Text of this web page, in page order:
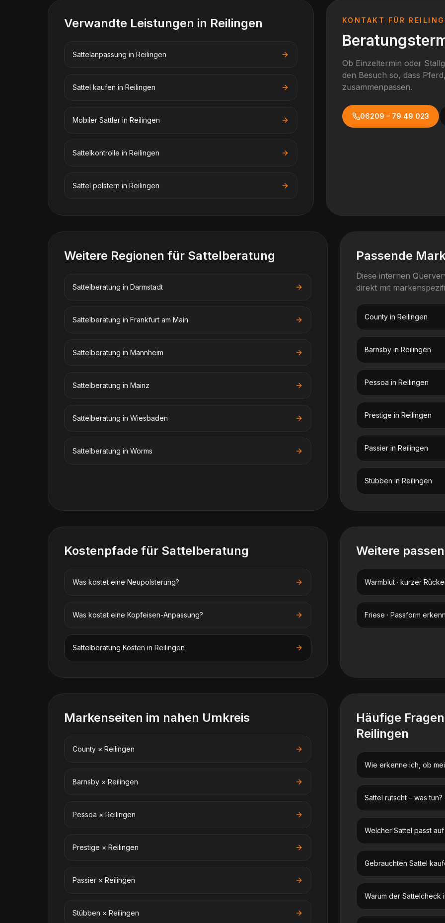
Verwandte Leistungen in Reilingen
Sattelanpassung in Reilingen
Sattel kaufen in Reilingen
Mobiler Sattler in Reilingen
Sattelkontrolle in Reilingen
Sattel polstern in Reilingen
KONTAKT FÜR
Ob Einzeltermin oder
den Besuch so, dass
zusammenpassen.
06209 – 79 49 023
Weitere Regionen für Sattelberatung
Sattelberatung in Darmstadt
Sattelberatung in Frankfurt am Main
Sattelberatung in Mannheim
Sattelberatung in Mainz
Sattelberatung in Wiesbaden
Sattelberatung in Worms
Passende
Diese internen
direkt mit
County in Reilingen
Barnsby in Reilingen
Pessoa in Reilingen
Prestige in Reilingen
Passier in Reilingen
Stübben in Reilingen
Kostenpfade für Sattelberatung
Was kostet eine Neupolsterung?
Was kostet eine Kopfeisen-Anpassung?
Sattelberatung Kosten in Reilingen
Weitere
Warmblut · kurzer
Friese · Passform
Markenseiten im nahen Umkreis
County × Reilingen
Barnsby × Reilingen
Pessoa × Reilingen
Prestige × Reilingen
Passier × Reilingen
Stübben × Reilingen
Häufige
Reilingen
Wie erkenne ich, ob
Sattel rutscht – was tun?
Welcher Sattel passt
Gebrauchten Sattel
Warum der Sattelcheck